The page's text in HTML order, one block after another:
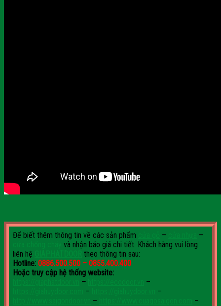
Để biết thêm thông tin về các sản phẩm –
–
và nhận báo giá chi tiết. Khách hàng vui lòng
liên hệ
theo thông tin sau:
Hotline: 0886.500.500 – 0855.400.400
Hoặc truy cập hệ thống website:
–
–
–
–
–
–